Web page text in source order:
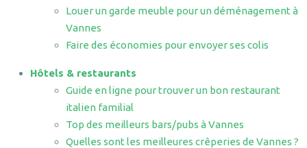
Louer un garde meuble pour un déménagement à
Vannes
Faire des économies pour envoyer ses colis
Hôtels & restaurants
Guide en ligne pour trouver un bon restaurant
italien familial
Top des meilleurs bars/pubs à Vannes
Quelles sont les meilleures crêperies de Vannes ?